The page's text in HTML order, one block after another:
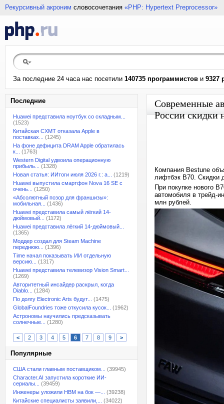
Рекурсивный акроним словосочетания «PHP: Hypertext Preprocessor»
За последние 24 часа нас посетили 140735 программистов и 9327
Последние
Huawei представила ноутбук со складным...
(1523)
Китайская CXMT отказала Apple в
поставках...
(1245)
На фоне дефицита DRAM Apple обратилась
к...
(1763)
Western Digital удвоила операционную
прибыль...
(1328)
Новая статья: ИИтоги июля 2026 г.: а...
(1219)
Huawei выпустила смартфон Nova 16 SE с
очень...
(1250)
«Абсолютный позор для франшизы»:
мобильная...
(1436)
Huawei представила самый лёгкий 14-
дюймовый...
(1172)
Huawei представила лёгкий 14-дюймовый...
(1365)
Моддер создал для Steam Machine
переднюю...
(1396)
Time начал показывать ИИ отдельную
версию...
(1317)
Huawei представила телевизор Vision Smart...
(1269)
Авторитетный инсайдер раскрыл, когда
Diablo...
(1284)
По долгу Electronic Arts будут...
(1475)
GlobalFoundries тоже откусила кусок...
(1962)
Астрономы научились предсказывать
солнечные...
(1280)
< 2 3 4 5 6 7 8 9 >
Популярные
США стали главным поставщиком...
(39945)
Character.AI запустила короткие ИИ-
сериалы...
(39459)
Инженеры уложили HBM на бок —...
(39238)
Китайские специалисты заявили,...
(34022)
Современные
России скидки
Компания Bestune
лифтбэк B70. Скидки
При покупке нового
автомобиля в трейд-
млн рублей.